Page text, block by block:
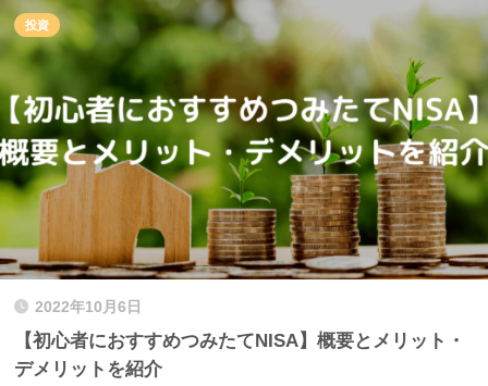
2022年10月6日
【初心者におすすめつみたてNISA】概要とメリット・
デメリットを紹介
投資